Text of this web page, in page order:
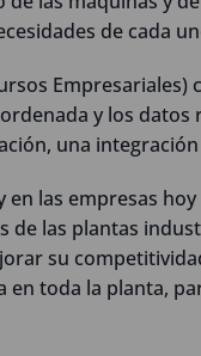
de cada
Empresariales)
y los datos
una
las empresas hoy
de las plantas
su
en toda la planta,